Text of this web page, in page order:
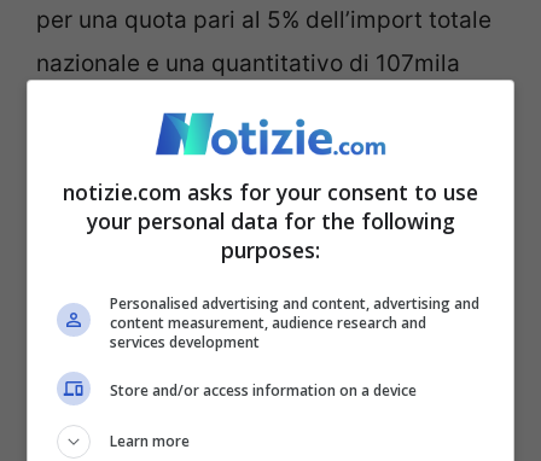
per una quota pari al 5% dell’import totale
nazionale e una quantitativo di 107mila
tonnellate nei primi dieci mesi del 2021. Un
valore quasi doppio rispetto a quello
proveniente dalla Russia (44mila
tonnellate) dalla quale arriva anche il
tonnellate).
Leggi anche:Russia, Putin fa crollare
anche la Borsa: mai così in crisi il rublo
notizie.com asks for your consent to use
your personal data for the following
purposes:
Personalised advertising and content, advertising and
content measurement, audience research and
services development
Store and/or access information on a device
Learn more